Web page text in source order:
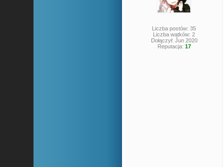
Liczba postów: 35
Liczba wątków: 2
Dołączył: Jun 2020
Reputacja: 17